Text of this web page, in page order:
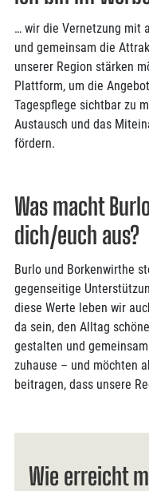
… wir die Vernetzung mit
und gemeinsam die
unserer Region stärken
Plattform, um die
Tagespflege sichtbar zu
Austausch und das
fördern.
Was macht
dich/euch aus?
Burlo und Borkenwirthe
gegenseitige
diese Werte leben wir
da sein, den Alltag
gestalten und
zuhause – und möchten
beitragen, dass unsere
Wie erreicht